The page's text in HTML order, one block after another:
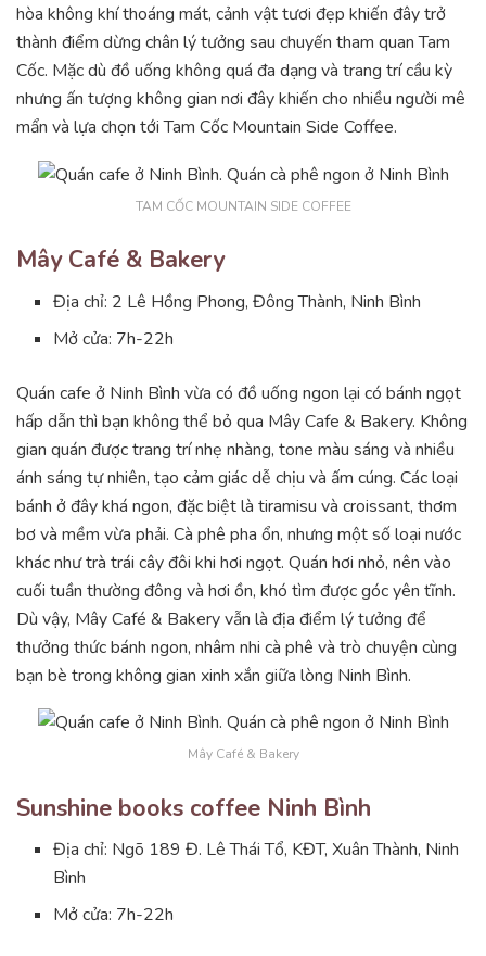
hòa không khí thoáng mát, cảnh vật tươi đẹp khiến đây trở
thành điểm dừng chân lý tưởng sau chuyến tham quan Tam
Cốc. Mặc dù đồ uống không quá đa dạng và trang trí cầu kỳ
nhưng ấn tượng không gian nơi đây khiến cho nhiều người mê
mẩn và lựa chọn tới Tam Cốc Mountain Side Coffee.
TAM CỐC MOUNTAIN SIDE COFFEE
Mây Café & Bakery
Địa chỉ: 2 Lê Hồng Phong, Đông Thành, Ninh Bình
Mở cửa: 7h-22h
Quán cafe ở Ninh Bình vừa có đồ uống ngon lại có bánh ngọt
hấp dẫn thì bạn không thể bỏ qua Mây Cafe & Bakery. Không
gian quán được trang trí nhẹ nhàng, tone màu sáng và nhiều
ánh sáng tự nhiên, tạo cảm giác dễ chịu và ấm cúng. Các loại
bánh ở đây khá ngon, đặc biệt là tiramisu và croissant, thơm
bơ và mềm vừa phải. Cà phê pha ổn, nhưng một số loại nước
khác như trà trái cây đôi khi hơi ngọt. Quán hơi nhỏ, nên vào
cuối tuần thường đông và hơi ồn, khó tìm được góc yên tĩnh.
Dù vậy, Mây Café & Bakery vẫn là địa điểm lý tưởng để
thưởng thức bánh ngon, nhâm nhi cà phê và trò chuyện cùng
bạn bè trong không gian xinh xắn giữa lòng Ninh Bình.
Mây Café & Bakery
Sunshine books coffee Ninh Bình
Địa chỉ: Ngõ 189 Đ. Lê Thái Tổ, KĐT, Xuân Thành, Ninh
Bình
Mở cửa: 7h-22h